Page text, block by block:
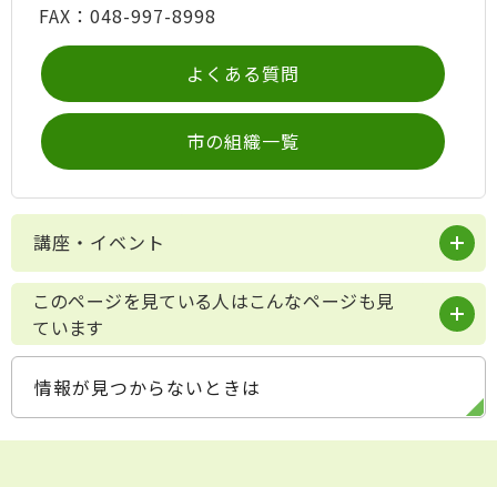
FAX：048-997-8998
よくある質問
市の組織一覧
講座・イベント
このページを見ている人はこんなページも見
ています
情報が見つからないときは